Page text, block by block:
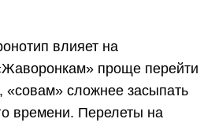
влияет на
проще перейти
«совам» сложнее засыпать
времени. Перелеты на